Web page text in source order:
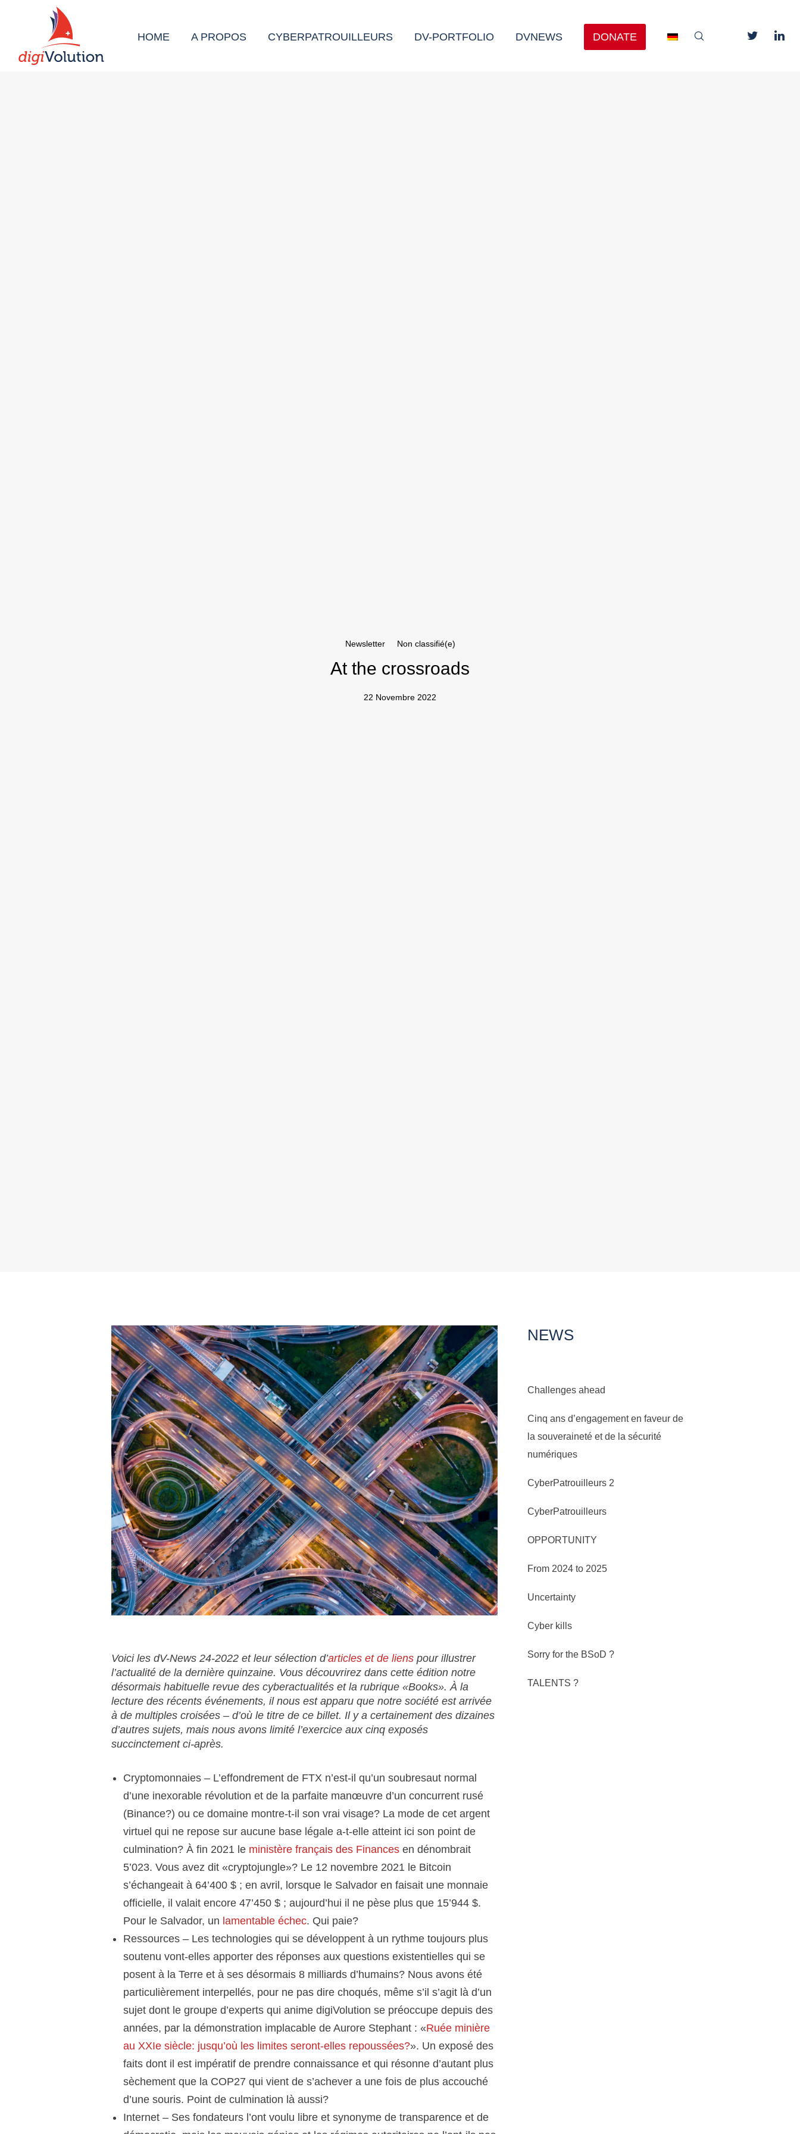
HOME A PROPOS CYBERPATROUILLEURS DV-PORTFOLIO DVNEWS DONATE
Newsletter Non classifié(e)
At the crossroads
22 Novembre 2022
Voici les dV-News 24-2022 et leur sélection d’articles et de liens pour illustrer
l’actualité de la dernière quinzaine. Vous découvrirez dans cette édition notre
désormais habituelle revue des cyberactualités et la rubrique «Books». À la
lecture des récents événements, il nous est apparu que notre société est arrivée
à de multiples croisées – d’où le titre de ce billet. Il y a certainement des dizaines
d’autres sujets, mais nous avons limité l’exercice aux cinq exposés
succinctement ci-après.
Cryptomonnaies – L’effondrement de FTX n’est-il qu’un soubresaut normal
d’une inexorable révolution et de la parfaite manœuvre d’un concurrent rusé
(Binance?) ou ce domaine montre-t-il son vrai visage? La mode de cet argent
virtuel qui ne repose sur aucune base légale a-t-elle atteint ici son point de
culmination? À fin 2021 le ministère français des Finances en dénombrait
5’023. Vous avez dit «cryptojungle»? Le 12 novembre 2021 le Bitcoin
s’échangeait à 64’400 $ ; en avril, lorsque le Salvador en faisait une monnaie
officielle, il valait encore 47’450 $ ; aujourd’hui il ne pèse plus que 15’944 $.
Pour le Salvador, un lamentable échec. Qui paie?
Ressources – Les technologies qui se développent à un rythme toujours plus
soutenu vont-elles apporter des réponses aux questions existentielles qui se
posent à la Terre et à ses désormais 8 milliards d’humains? Nous avons été
particulièrement interpellés, pour ne pas dire choqués, même s’il s’agit là d’un
sujet dont le groupe d’experts qui anime digiVolution se préoccupe depuis des
années, par la démonstration implacable de Aurore Stephant : «Ruée minière
au XXIe siècle: jusqu’où les limites seront-elles repoussées?». Un exposé des
faits dont il est impératif de prendre connaissance et qui résonne d’autant plus
sèchement que la COP27 qui vient de s’achever a une fois de plus accouché
d’une souris. Point de culmination là aussi?
Internet – Ses fondateurs l’ont voulu libre et synonyme de transparence et de
NEWS
Challenges ahead
Cinq ans d’engagement en faveur de
la souveraineté et de la sécurité
numériques
CyberPatrouilleurs 2
CyberPatrouilleurs
OPPORTUNITY
From 2024 to 2025
Uncertainty
Cyber kills
Sorry for the BSoD ?
TALENTS ?